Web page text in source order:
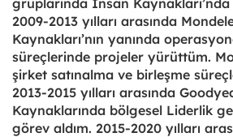
2009-2013 yılları arasında
Kaynakları’nın yanında
süreçlerinde projeler yürüttüm.
şirket satınalma ve birleşme
2013-2015 yılları arasında
Kaynaklarında bölgesel Liderlik
görev aldım. 2015-2020 yılları